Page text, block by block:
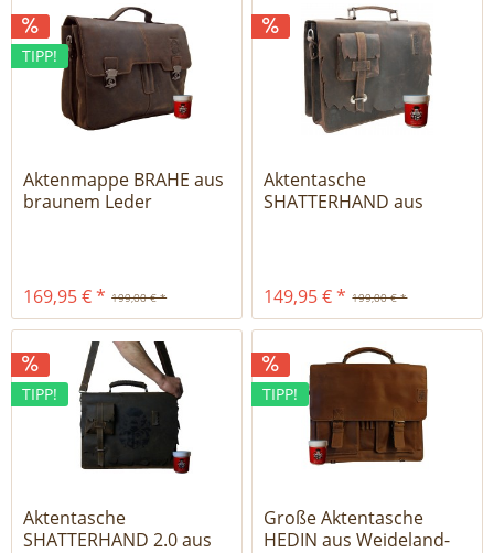
TIPP!
Aktenmappe BRAHE aus
braunem Leder
199,00 € *
169,95 € *
Aktentasche
SHATTERHAND aus
199,00 € *
149,95 € *
TIPP!
Aktentasche
SHATTERHAND 2.0 aus
TIPP!
Große Aktentasche
HEDIN aus Weideland-